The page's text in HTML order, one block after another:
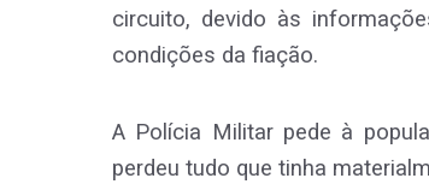
circuito, devido às
condições da fiação.
A Polícia Militar pede à
perdeu tudo que tinha